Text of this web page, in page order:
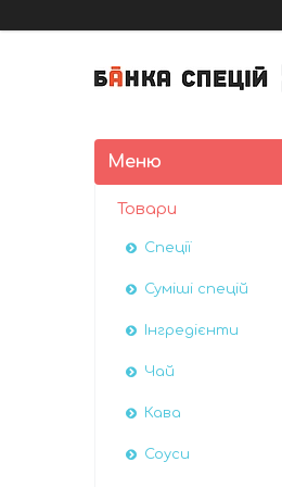
Товари
Спеції
Суміші спецій
Інгредієнти
Чай
Кава
Соуси